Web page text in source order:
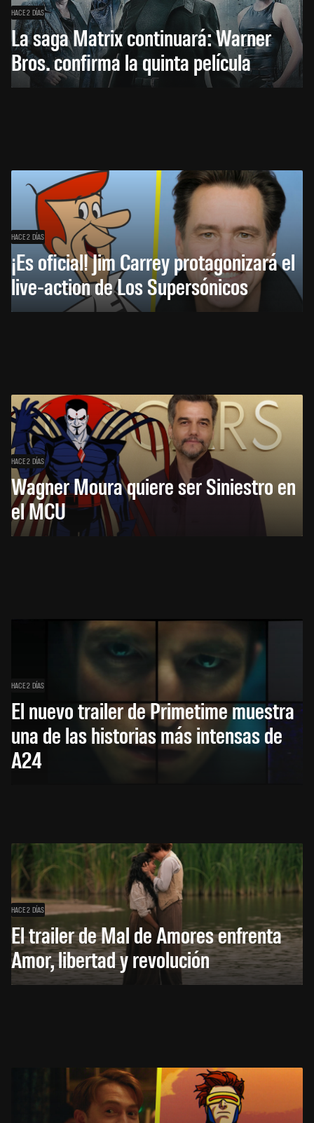
HACE 2 DÍAS
La saga Matrix continuará: Warner
Bros. confirma la quinta película
HACE 2 DÍAS
¡Es oficial! Jim Carrey protagonizará el
live-action de Los Supersónicos
HACE 2 DÍAS
Wagner Moura quiere ser Siniestro en
el MCU
HACE 2 DÍAS
El nuevo trailer de Primetime muestra
una de las historias más intensas de
A24
HACE 2 DÍAS
El trailer de Mal de Amores enfrenta
Amor, libertad y revolución